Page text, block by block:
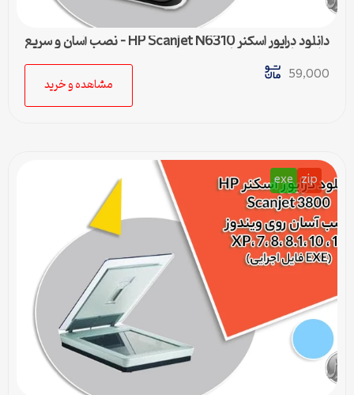
دانلود درایور اسکنر HP Scanjet N6310 – نصب آسان و سریع
برای تمامی ویندوزها
59,000
مشاهده و خرید
zip
exe